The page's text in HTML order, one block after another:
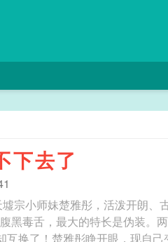
下去了
宗小师妹楚雅彤，活泼开朗、
黑毒舌，最大的特长是伪装。
互换了！楚雅彤睁开眼，现自